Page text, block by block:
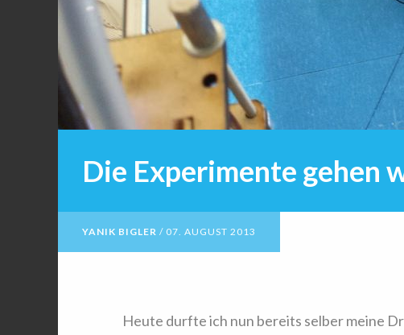
Die Experimente gehen
YANIK BIGLER / 07. AUGUST 2013
Heute durfte ich nun bereits selber meine